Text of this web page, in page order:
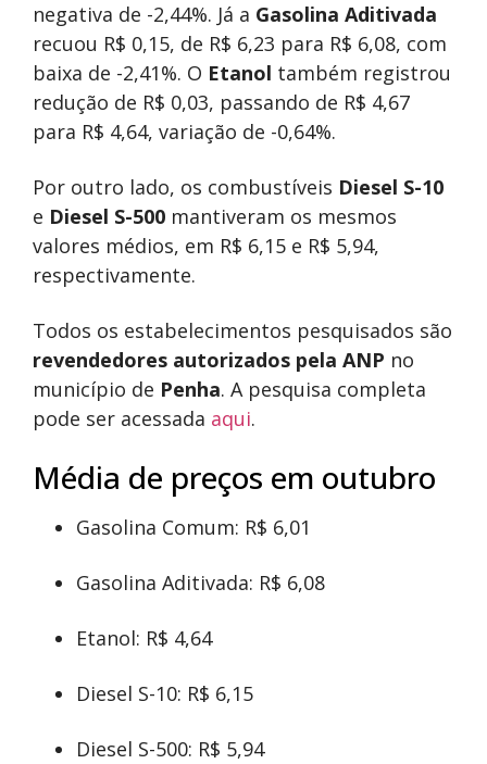
negativa de -2,44%. Já a Gasolina Aditivada
recuou R$ 0,15, de R$ 6,23 para R$ 6,08, com
baixa de -2,41%. O Etanol também registrou
redução de R$ 0,03, passando de R$ 4,67
para R$ 4,64, variação de -0,64%.
Por outro lado, os combustíveis Diesel S-10
e Diesel S-500 mantiveram os mesmos
valores médios, em R$ 6,15 e R$ 5,94,
respectivamente.
Todos os estabelecimentos pesquisados são
revendedores autorizados pela ANP no
município de Penha. A pesquisa completa
pode ser acessada aqui.
Média de preços em outubro
Gasolina Comum: R$ 6,01
Gasolina Aditivada: R$ 6,08
Etanol: R$ 4,64
Diesel S-10: R$ 6,15
Diesel S-500: R$ 5,94